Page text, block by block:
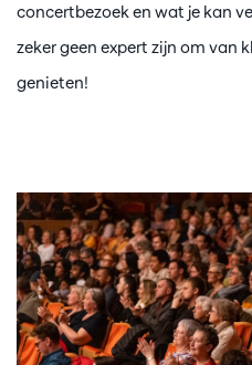
concertbezoek en wat je kan
zeker geen expert zijn om van
genieten!